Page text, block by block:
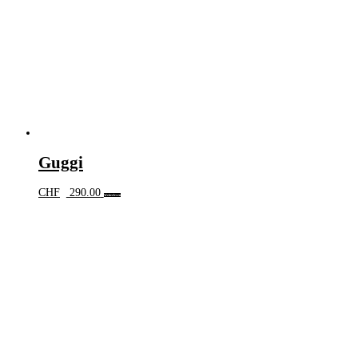
Guggi
CHF 290.00 Weiterlesen